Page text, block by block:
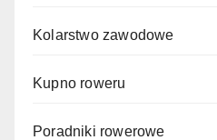
Kolarstwo zawodowe
Kupno roweru
Poradniki rowerowe